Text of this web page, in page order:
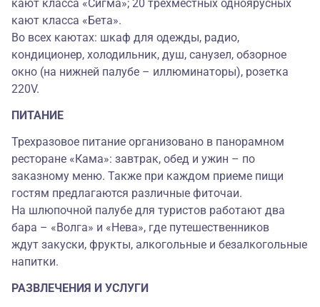
кают класса «Сигма»; 20 трёхместных одноярусных
кают класса «Бета».
Во всех каютах: шкаф для одежды, радио,
кондиционер, холодильник, душ, санузел, обзорное
окно (на нижней палубе – иллюминаторы), розетка
220V.
ПИТАНИЕ
Трехразовое питание организовано в панорамном
ресторане «Кама»: завтрак, обед и ужин – по
заказному меню. Также при каждом приеме пищи
гостям предлагаются различные фиточаи.
На шлюпочной палубе для туристов работают два
бара – «Волга» и «Нева», где путешественников
ждут закуски, фрукты, алкогольные и безалкогольные
напитки.
РАЗВЛЕЧЕНИЯ И УСЛУГИ